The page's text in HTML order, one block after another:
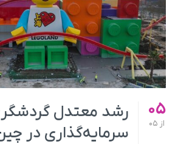
05
از
رشد معتدل
سرمایه‌گذاری در